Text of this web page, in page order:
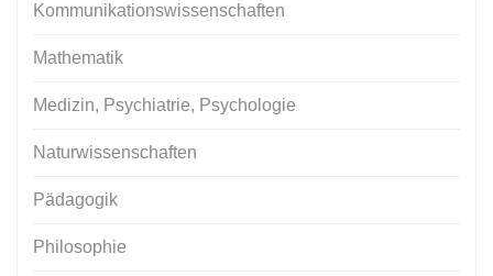
Kommunikationswissenschaften
Mathematik
Medizin, Psychiatrie, Psychologie
Naturwissenschaften
Pädagogik
Philosophie